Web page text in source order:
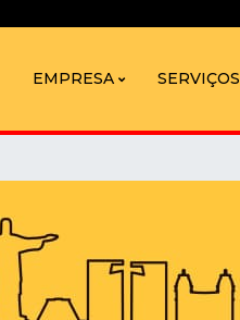
EMPRESA SERVIÇOS